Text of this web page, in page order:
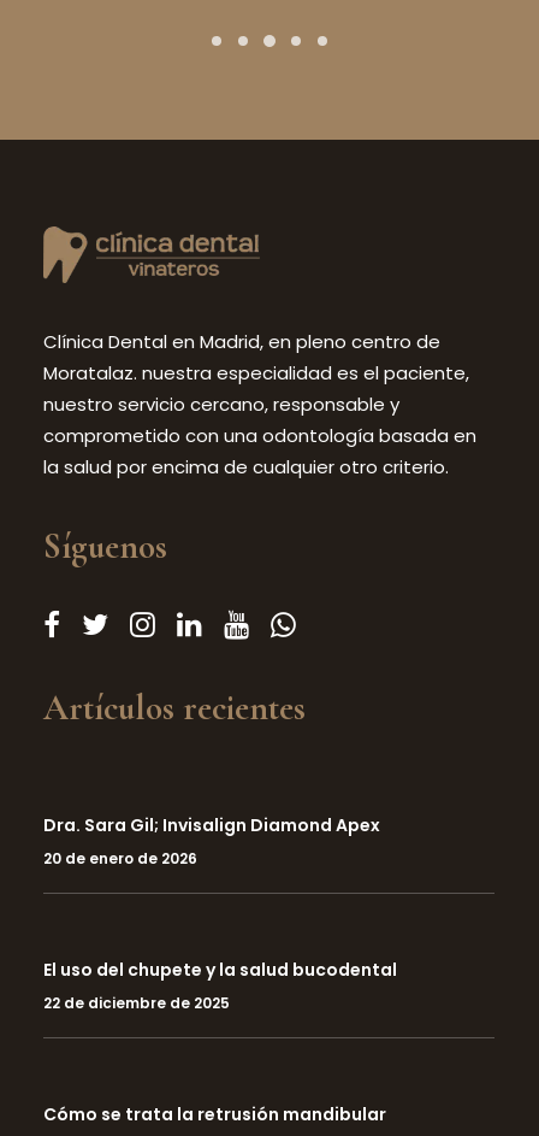
Clínica Dental en Madrid, en pleno centro de
Moratalaz. nuestra especialidad es el paciente,
nuestro servicio cercano, responsable y
comprometido con una odontología basada en
la salud por encima de cualquier otro criterio.
Síguenos
Artículos recientes
Dra. Sara Gil; Invisalign Diamond Apex
20 de enero de 2026
El uso del chupete y la salud bucodental
22 de diciembre de 2025
Cómo se trata la retrusión mandibular